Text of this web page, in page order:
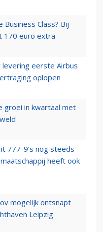
Business Class? Bij
170 euro extra
levering eerste Airbus
oplopen
groei in kwartaal met
777-9’s nog steeds
heeft ook
mogelijk ontsnapt
Leipzig